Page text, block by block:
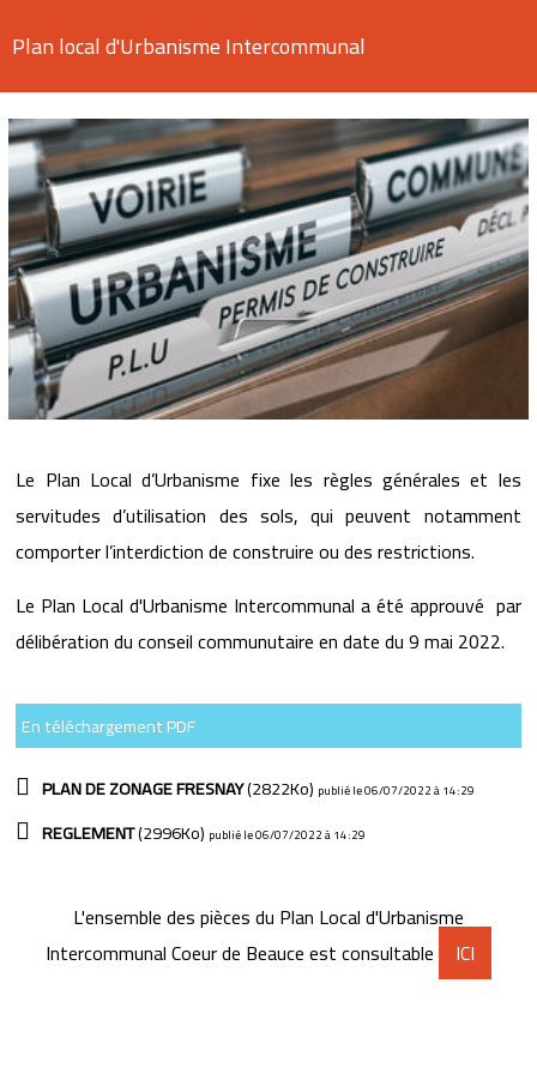
Plan local d'Urbanisme Intercommunal
Le Plan Local d’Urbanisme fixe les règles générales et les
servitudes d’utilisation des sols, qui peuvent notamment
comporter l’interdiction de construire ou des restrictions.
Le Plan Local d'Urbanisme Intercommunal a été approuvé par
délibération du conseil communutaire en date du 9 mai 2022.
En téléchargement PDF
PLAN DE ZONAGE FRESNAY(2822Ko) publié le 06/07/2022 à 14:29
REGLEMENT(2996Ko) publié le 06/07/2022 à 14:29
L'ensemble des pièces du Plan Local d'Urbanisme
Intercommunal Coeur de Beauce est consultable
ICI